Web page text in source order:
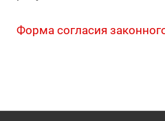
Форма согласия